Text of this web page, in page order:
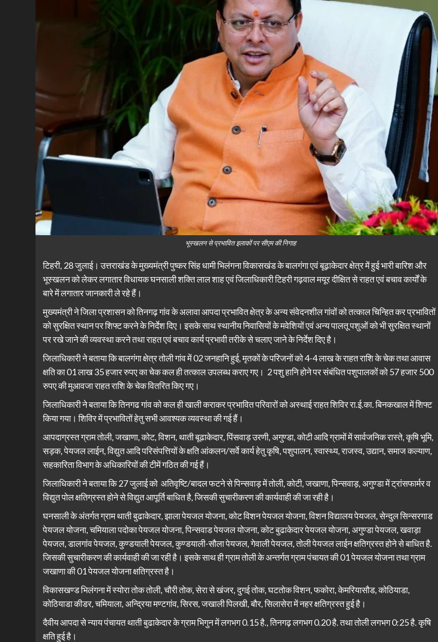
भूस्खलन से प्रभावित इलाकों पर सीएम की निगाह
टिहरी, 28 जुलाई। उत्तराखंड के मुख्यमंत्री पुष्कर सिंह धामी भिलंगना विकासखंड के बालगंगा एवं बूढ़ाकेदार क्षेत्र में हुई भारी बारिश और
भूस्खलन को लेकर लगातार विधायक घनसाली शक्ति लाल शाह एवं जिलाधिकारी टिहरी गढ़वाल मयूर दीक्षित से राहत एवं बचाव कार्यों के
बारे में लगातार जानकारी ले रहे हैं।
मुख्यमंत्री ने जिला प्रशासन को तिनगढ़ गांव के अलावा आपदा प्रभावित क्षेत्र के अन्य संवेदनशील गांवों को तत्काल चिन्हित कर प्रभावितों
को सुरक्षित स्थान पर शिफ्ट करने के निर्देश दिए। इसके साथ स्थानीय निवासियों के मवेशियों एवं अन्य पालतू पशुओं को भी सुरक्षित स्थानों
पर रखे जाने की व्यवस्था करने तथा राहत एवं बचाव कार्य प्रभावी तरीके से चलाए जाने के निर्देश दिए है।
जिलाधिकारी ने बताया कि बालगंगा क्षेत्र तोली गांव में 02 जनहानि हुई, मृतकों के परिजनों को 4-4 लाख के राहत राशि के चेक तथा आवास
क्षति का 01 लाख 35 हजार रुपए का चेक कल ही तत्काल उपलब्ध कराए गए। 2 पशु हानि होने पर संबंधित पशुपालकों को 57 हजार 500
रुपए की मुआवजा राहत राशि के चेक वितरित किए गए।
जिलाधिकारी ने बताया कि तिनगढ गांव को कल ही खाली कराकर प्रभावित परिवारों को अस्थाई राहत शिविर रा.ई.का. बिनकखाल में शिफ्ट
किया गया। शिविर में प्रभावितों हेतु सभी आवश्यक व्यवस्था की गई हैं।
आपदाग्रस्त ग्राम तोली, जखाणा, कोट, विशन, थाती बूढाकेदार, पिंसवाड़ उरणी, अगुण्डा, कोटी आदि ग्रामों में सार्वजनिक रास्ते, कृषि भूमि,
सड़क, पेयजल लाईन, विद्युत आदि परिसंपत्तियों के क्षति आंकलन/सर्वे कार्य हेतु कृषि, पशुपालन, स्वास्थ्य, राजस्व, उद्यान, समाज कल्याण,
सहकारिता विभाग के अधिकारियों की टीमें गठित की गई हैं।
जिलाधिकारी ने बताया कि 27 जुलाई को अतिवृष्टि/बादल फटने से पिन्सवाड़ में तोली, कोटी, जखाणा, पिन्सवाड़, अगुण्डा में ट्रांसफार्मर व
विद्युत पोल क्षतिग्रस्त होने से विद्युत आपूर्ति बाधित है, जिसकी सुचारीकरण की कार्यवाही की जा रही है।
घनसाली के अंतर्गत ग्राम थाती बुढाकेदार, झाला पेयजल योजना, कोट विशन पेयजल योजना, विशन विद्यालय पेयजल, सेन्दुल सिन्सरगाड
पेयजल योजना, चमियाला पदोका पेयजल योजना, पिन्सवाड पेयजल योजना, कोट बुढाकेदार पेयजल योजना, अगुण्डा पेयजल, खवाड़ा
पेयजल, डालगांव पेयजल, कुण्डयाली पेयजल, कुण्डयाली-सौला पेयजल, गेवाली पेयजल, तोली पेयजल लाईन क्षतिग्रस्त होने से बाधित है.
जिसकी सुचारीकरण की कार्यवाही की जा रही है। इसके साथ ही ग्राम तोली के अन्तर्गत ग्राम पंचायत की 01 पेयजल योजना तथा ग्राम
जखाणा की 01 पेयजल योजना क्षतिग्रस्त है।
विकासखण्ड भिलंगना में स्योरा तोक तोली, चौरी तोक, सेरा से खंजर, दुगई तोक, घटतोक विशन, फकोरा, केमरियासौड, कोठियाडा,
कोठियाडा कीडर, चमियाला, अन्द्रिया मण्टगांव, सिरस, जखाली पिलखी, बौर, सिलासेरा में नहर क्षतिग्रस्त हुई है।
दैवीय आपदा से न्याय पंचायत थाती बुढाकेदार के ग्राम भिगुन में लगभग 0.15 है., तिनगढ़ लगभग 0.20 है. तथा तोली लगभग 0:25 है. कृषि
क्षति हुई है।